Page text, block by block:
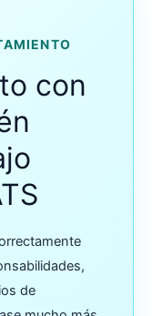
con
de